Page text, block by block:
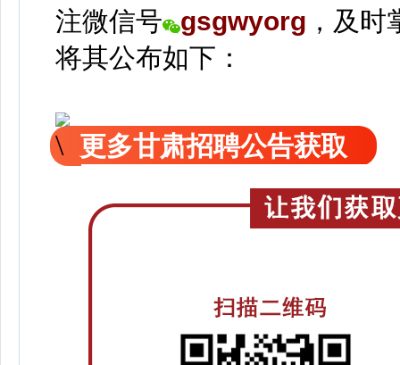
注微信号 gsgwyorg ， 及时
将其公布如下：
更多甘肃招聘公告获取